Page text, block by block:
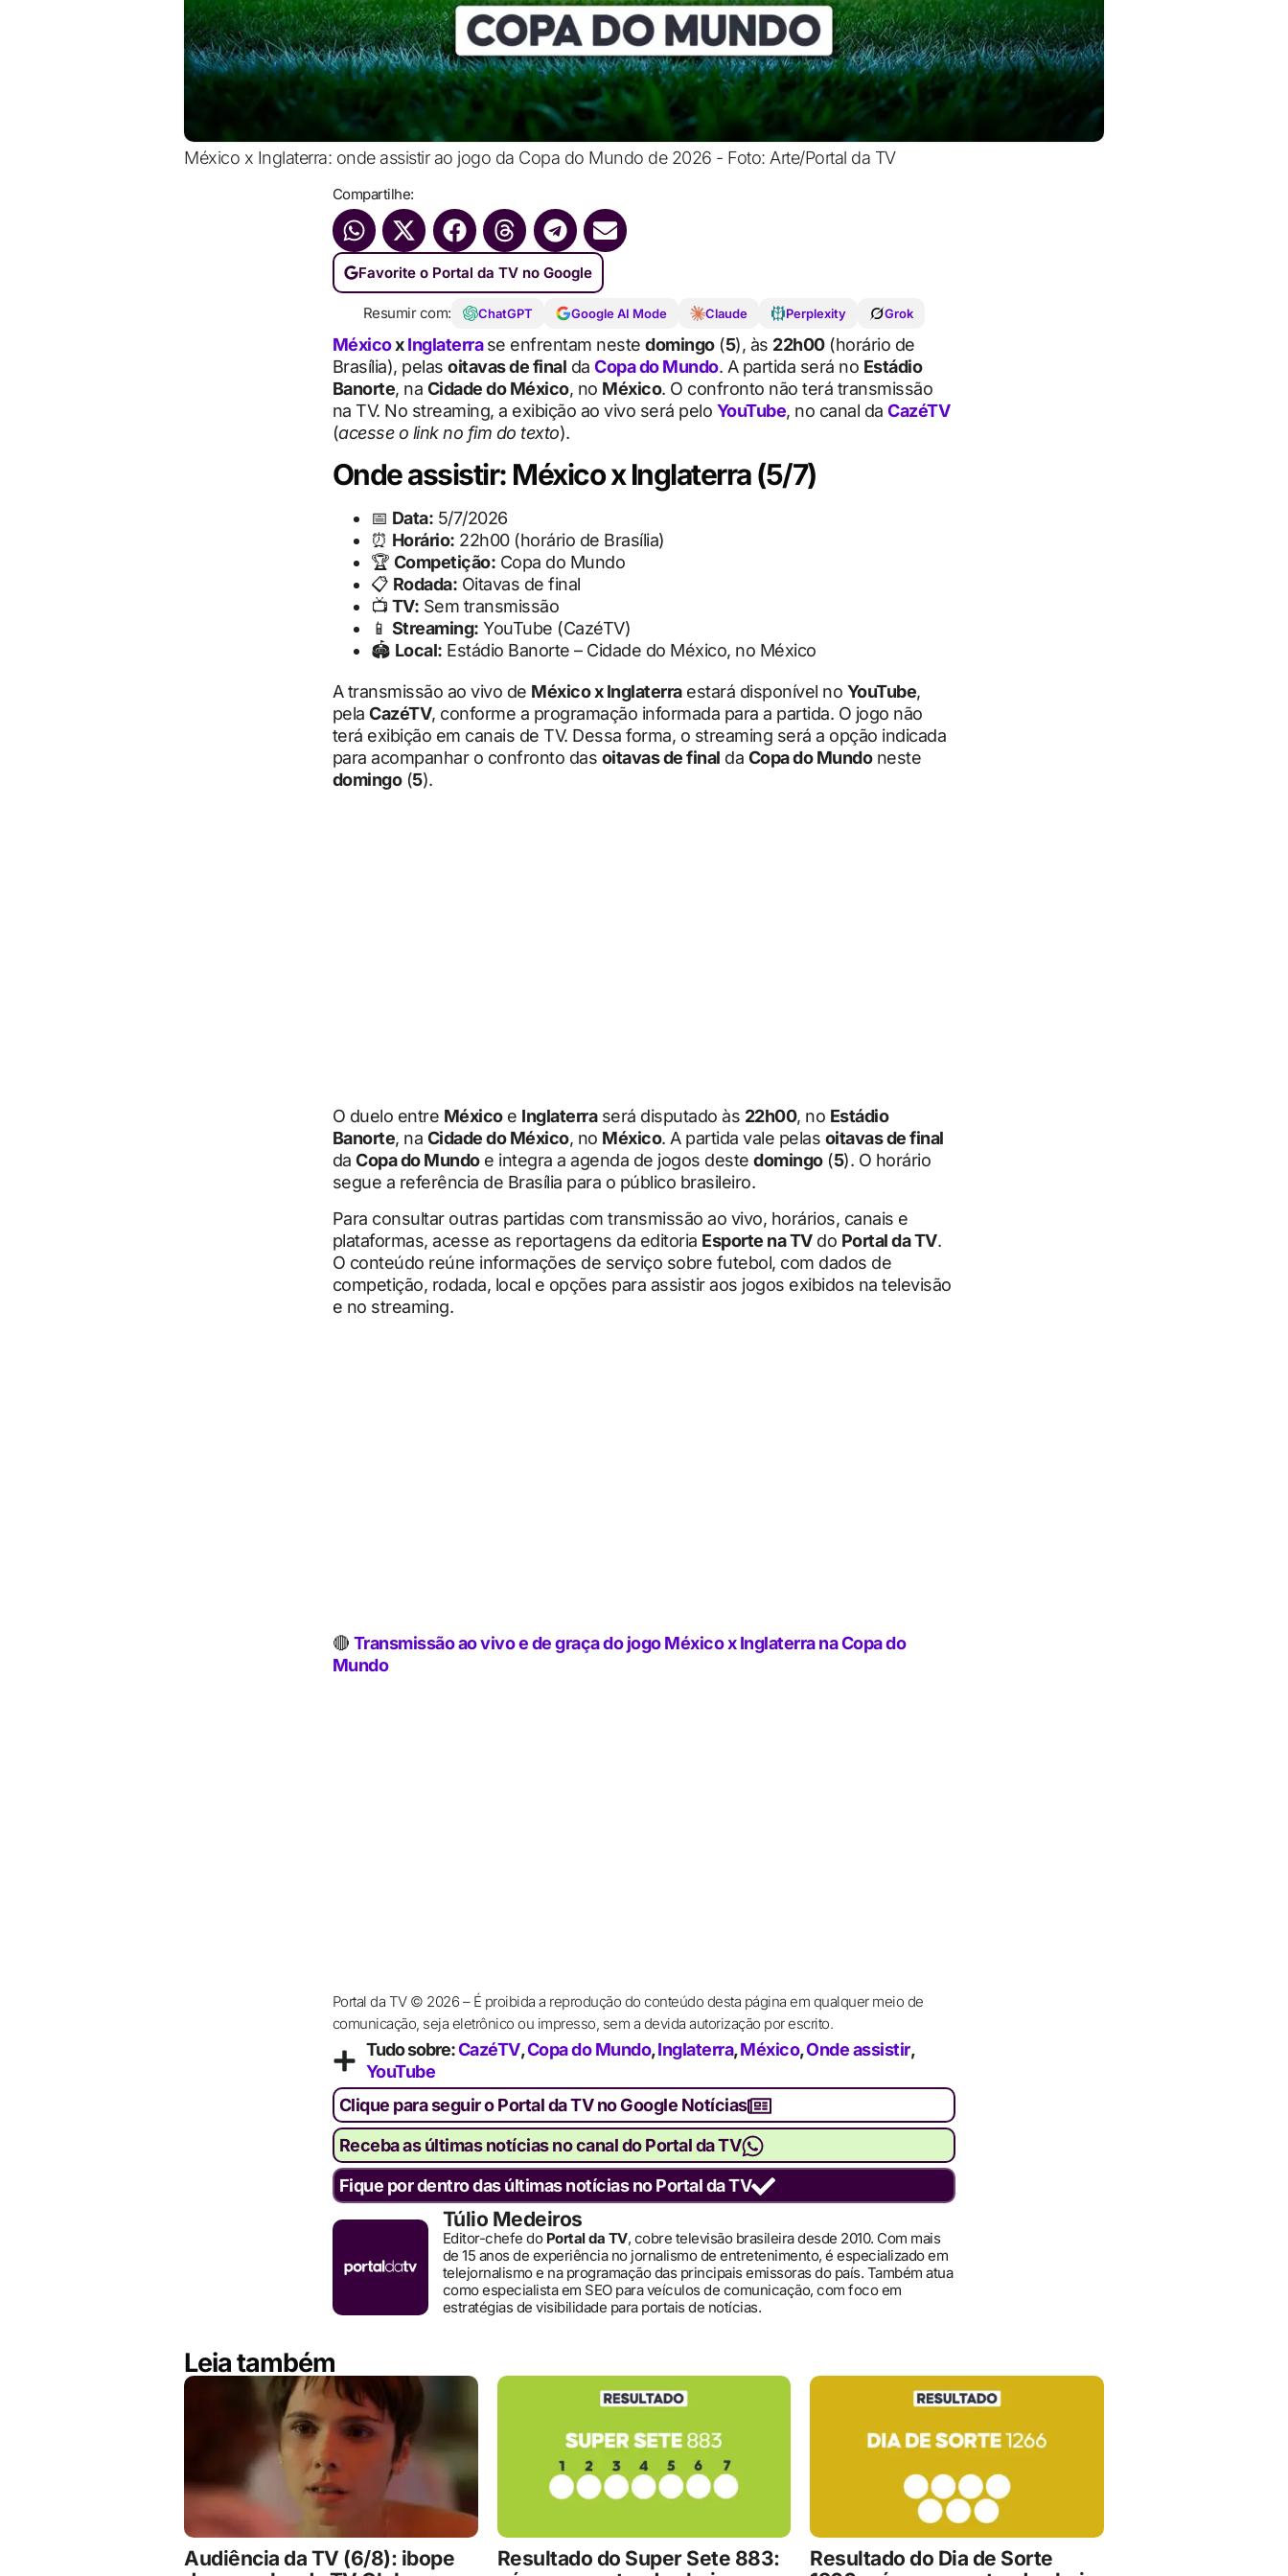
México x Inglaterra: onde assistir ao jogo da Copa do Mundo de 2026 - Foto: Arte/Portal da TV
Compartilhe:
Favorite o Portal da TV no Google
Resumir com: ChatGPT Google AI Mode Claude Perplexity Grok
MéxicoxInglaterrase enfrentam neste domingo(5), às 22h00(horário de
Brasília), pelas oitavas de final da Copa do Mundo. A partida será no Estádio
Banorte, na Cidade do México, no México. O confronto não terá transmissão
na TV. No streaming, a exibição ao vivo será pelo YouTube, no canal da CazéTV
(acesse o link no fim do texto).
Onde assistir: México x Inglaterra (5/7)
📅 Data: 5/7/2026
⏰ Horário: 22h00 (horário de Brasília)
🏆 Competição: Copa do Mundo
📋 Rodada: Oitavas de final
📺 TV: Sem transmissão
📱 Streaming: YouTube (CazéTV)
🏟 Local: Estádio Banorte – Cidade do México, no México
A transmissão ao vivo de México x Inglaterraestará disponível no YouTube,
pela CazéTV, conforme a programação informada para a partida. O jogo não
terá exibição em canais de TV. Dessa forma, o streaming será a opção indicada
para acompanhar o confronto das oitavas de final da Copa do Mundoneste
domingo(5).
O duelo entre Méxicoe Inglaterraserá disputado às 22h00, no Estádio
Banorte, na Cidade do México, no México. A partida vale pelas oitavas de final
da Copa do Mundoe integra a agenda de jogos deste domingo(5). O horário
segue a referência de Brasília para o público brasileiro.
Para consultar outras partidas com transmissão ao vivo, horários, canais e
plataformas, acesse as reportagens da editoria Esporte na TVdo Portal da TV.
O conteúdo reúne informações de serviço sobre futebol, com dados de
competição, rodada, local e opções para assistir aos jogos exibidos na televisão
e no streaming.
🔴 Transmissão ao vivo e de graça do jogo México x Inglaterra na Copa do
Mundo
Portal da TV © 2026 – É proibida a reprodução do conteúdo desta página em qualquer meio de
comunicação, seja eletrônico ou impresso, sem a devida autorização por escrito.
Tudo sobre:CazéTV,Copa do Mundo,Inglaterra,México,Onde assistir,
YouTube
Clique para seguir o Portal da TV no Google Notícias
Receba as últimas notícias no canal do Portal da TV
Fique por dentro das últimas notícias no Portal da TV
Túlio Medeiros
Editor-chefe do Portal da TV, cobre televisão brasileira desde 2010. Com mais
de 15 anos de experiência no jornalismo de entretenimento, é especializado em
telejornalismo e na programação das principais emissoras do país. Também atua
como especialista em SEO para veículos de comunicação, com foco em
estratégias de visibilidade para portais de notícias.
Leia também
Audiência da TV (6/8): ibope
Resultado do Super Sete 883:
Resultado do Dia de Sorte